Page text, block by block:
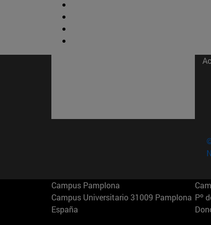
Campus Pamplona
Campus Universitario 31009 Pamplona
España
Pº